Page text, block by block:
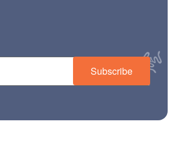
Subscribe